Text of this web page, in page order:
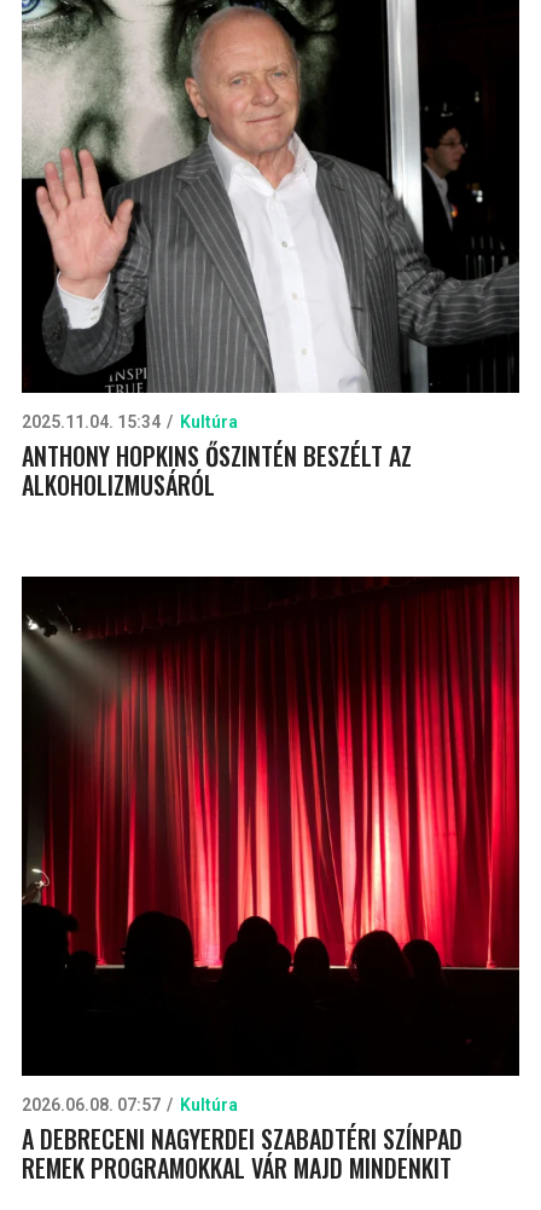
2025.11.04. 15:34 Kultúra
ANTHONY HOPKINS ŐSZINTÉN BESZÉLT AZ
ALKOHOLIZMUSÁRÓL
2026.06.08. 07:57 Kultúra
A DEBRECENI NAGYERDEI SZABADTÉRI SZÍNPAD
REMEK PROGRAMOKKAL VÁR MAJD MINDENKIT